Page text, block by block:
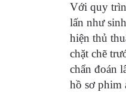
Với quy
lấn như
hiện thủ
chặt chẽ
chẩn đoán
hồ sơ phim